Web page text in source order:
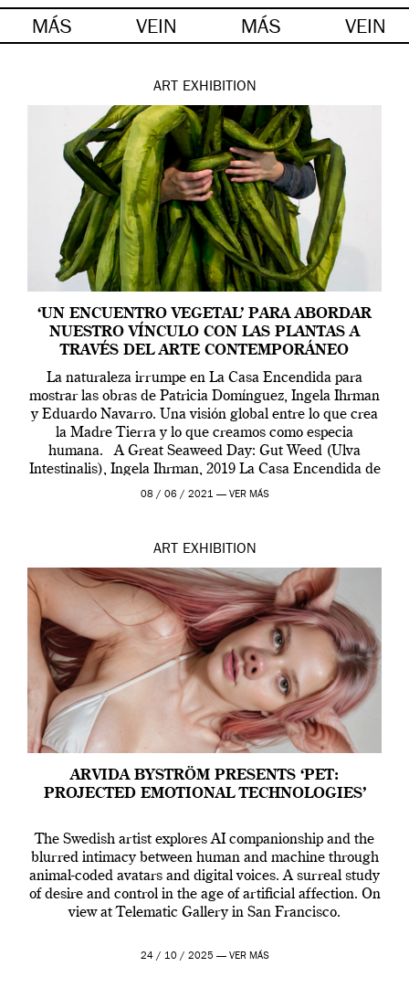
MÁS VEIN MÁS VEIN
ART EXHIBITION
‘UN ENCUENTRO VEGETAL’ PARA ABORDAR
NUESTRO VÍNCULO CON LAS PLANTAS A
TRAVÉS DEL ARTE CONTEMPORÁNEO
La naturaleza irrumpe en La Casa Encendida para
mostrar las obras de Patricia Domínguez, Ingela Ihrman
y Eduardo Navarro. Una visión global entre lo que crea
la Madre Tierra y lo que creamos como especia
humana. A Great Seaweed Day: Gut Weed (Ulva
Intestinalis), Ingela Ihrman, 2019 La Casa Encendida de
Madrid y la Wellcome […]
08 / 06 / 2021 — VER MÁS
ART EXHIBITION
ARVIDA BYSTRÖM PRESENTS ‘PET:
PROJECTED EMOTIONAL TECHNOLOGIES’
The Swedish artist explores AI companionship and the
blurred intimacy between human and machine through
animal-coded avatars and digital voices. A surreal study
of desire and control in the age of artificial affection. On
view at Telematic Gallery in San Francisco.
24 / 10 / 2025 — VER MÁS